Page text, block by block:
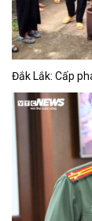
Đắk Lắk: Cấp